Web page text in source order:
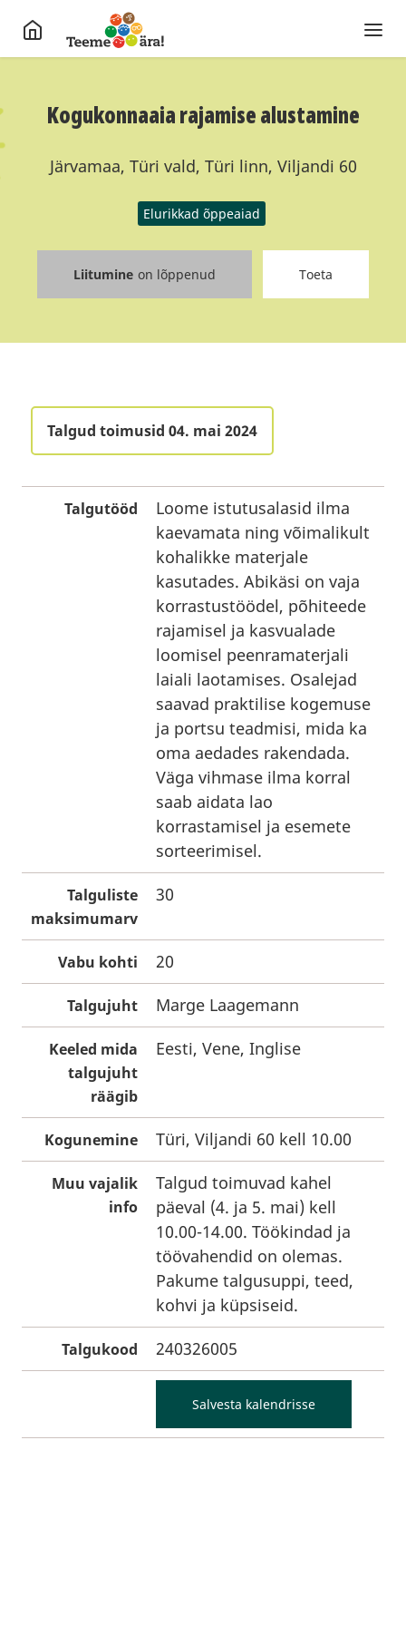
Kogukonnaaia rajamise alustamine
Järvamaa, Türi vald, Türi linn, Viljandi 60
Elurikkad õppeaiad
Liitumine on lõppenud Toeta
Talgud toimusid 04. mai 2024
Talgutööd
Loome istutusalasid ilma
kaevamata ning võimalikult
kohalikke materjale
kasutades. Abikäsi on vaja
korrastustöödel, põhiteede
rajamisel ja kasvualade
loomisel peenramaterjali
laiali laotamises. Osalejad
saavad praktilise kogemuse
ja portsu teadmisi, mida ka
oma aedades rakendada.
Väga vihmase ilma korral
saab aidata lao
korrastamisel ja esemete
sorteerimisel.
Talguliste
maksimumarv
30
Vabu kohti 20
Talgujuht Marge Laagemann
Keeled mida
talgujuht
räägib
Eesti, Vene, Inglise
Kogunemine Türi, Viljandi 60 kell 10.00
Muu vajalik
info
Talgud toimuvad kahel
päeval (4. ja 5. mai) kell
10.00-14.00. Töökindad ja
töövahendid on olemas.
Pakume talgusuppi, teed,
kohvi ja küpsiseid.
Talgukood 240326005
Salvesta kalendrisse